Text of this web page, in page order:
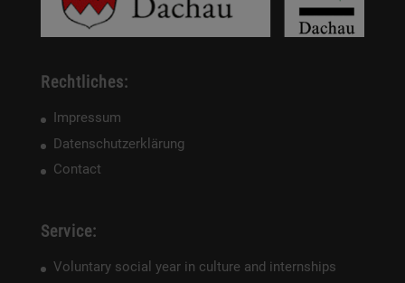
Rechtliches:
Impressum
Datenschutzerklärung
Contact
Service:
Voluntary social year in culture and internships